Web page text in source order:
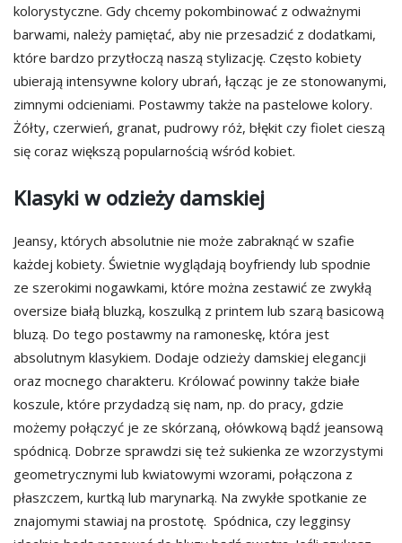
kolorystyczne. Gdy chcemy pokombinować z odważnymi
barwami, należy pamiętać, aby nie przesadzić z dodatkami,
które bardzo przytłoczą naszą stylizację. Często kobiety
ubierają intensywne kolory ubrań, łącząc je ze stonowanymi,
zimnymi odcieniami. Postawmy także na pastelowe kolory.
Żółty, czerwień, granat, pudrowy róż, błękit czy fiolet cieszą
się coraz większą popularnością wśród kobiet.
Klasyki w odzieży damskiej
Jeansy, których absolutnie nie może zabraknąć w szafie
każdej kobiety. Świetnie wyglądają boyfriendy lub spodnie
ze szerokimi nogawkami, które można zestawić ze zwykłą
oversize białą bluzką, koszulką z printem lub szarą basicową
bluzą. Do tego postawmy na ramoneskę, która jest
absolutnym klasykiem. Dodaje odzieży damskiej elegancji
oraz mocnego charakteru. Królować powinny także białe
koszule, które przydadzą się nam, np. do pracy, gdzie
możemy połączyć je ze skórzaną, ołówkową bądź jeansową
spódnicą. Dobrze sprawdzi się też sukienka ze wzorzystymi
geometrycznymi lub kwiatowymi wzorami, połączona z
płaszczem, kurtką lub marynarką. Na zwykłe spotkanie ze
znajomymi stawiaj na prostotę. Spódnica, czy legginsy